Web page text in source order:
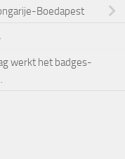
Boedapest
werkt het badges-